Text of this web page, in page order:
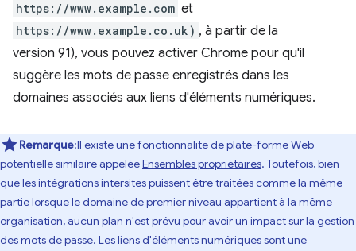
https://www.example.com et
https://www.example.co.uk) , à partir de la
version 91), vous pouvez activer Chrome pour qu'il
suggère les mots de passe enregistrés dans les
domaines associés aux liens d'éléments numériques.
Remarque:Il existe une fonctionnalité de plate-forme Web
potentielle similaire appeléeEnsembles propriétaires. Toutefois, bien
que les intégrations intersites puissent être traitées comme la même
partie lorsque le domaine de premier niveau appartient à la même
organisation, aucun plan n'est prévu pour avoir un impact sur la gestion
des mots de passe. Les liens d'éléments numériques sont une